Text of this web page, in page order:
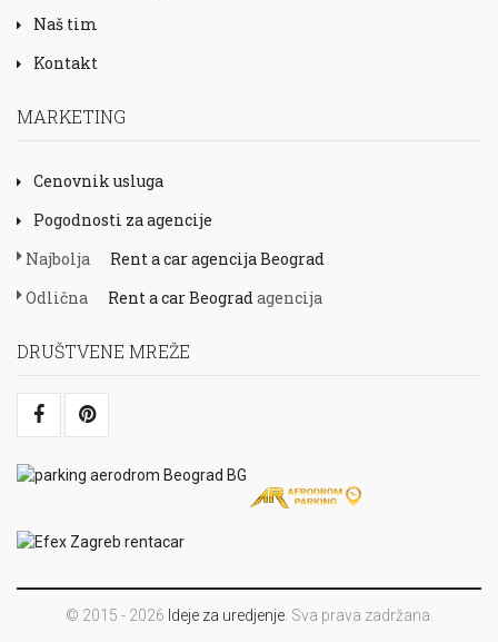
Naš tim
Kontakt
MARKETING
Cenovnik usluga
Pogodnosti za agencije
Najbolja
Rent a car agencija Beograd
Odlična
Rent a car Beogradagencija
DRUŠTVENE MREŽE
© 2015 - 2026 Ideje za uredjenje. Sva prava zadržana.